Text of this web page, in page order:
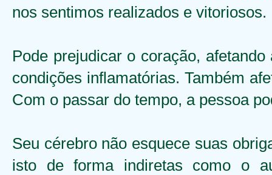
nos sentimos realizados e vitoriosos.
Pode prejudicar o coração,
condições inflamatórias. Também
Com o passar do tempo, a pessoa
Seu cérebro não esquece suas
isto de forma indiretas como o